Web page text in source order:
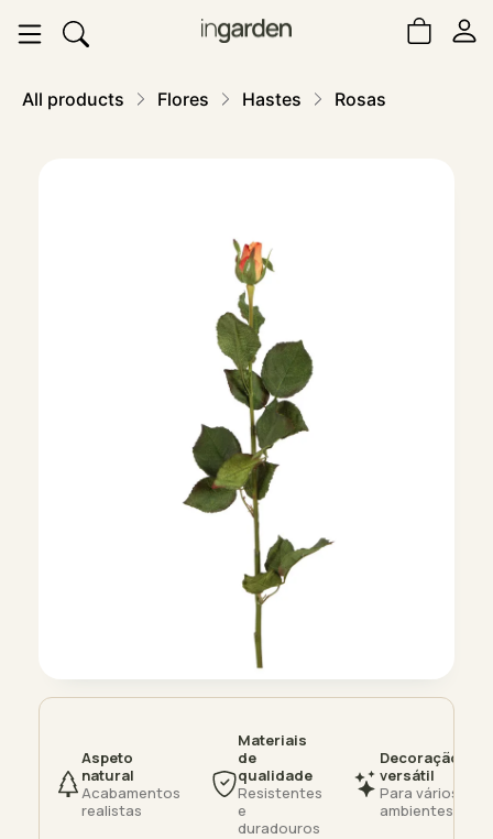
All products Flores Hastes Rosas
Aspeto
natural
Acabamentos
realistas
Materiais
de
qualidade
Resistentes
e
duradouros
Decoração
versátil
Para vários
ambientes